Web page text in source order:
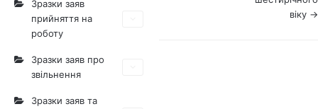
Зразки заяв
прийняття на
роботу
Зразки заяв про
звільнення
Зразки заяв та
віку →